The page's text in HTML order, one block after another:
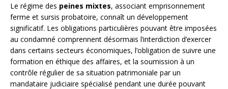
Le régime des peines mixtes, associant emprisonnement
ferme et sursis probatoire, connaît un développement
significatif. Les obligations particulières pouvant être imposées
au condamné comprennent désormais l’interdiction d’exercer
dans certains secteurs économiques, l’obligation de suivre une
formation en éthique des affaires, et la soumission à un
contrôle régulier de sa situation patrimoniale par un
mandataire judiciaire spécialisé pendant une durée pouvant